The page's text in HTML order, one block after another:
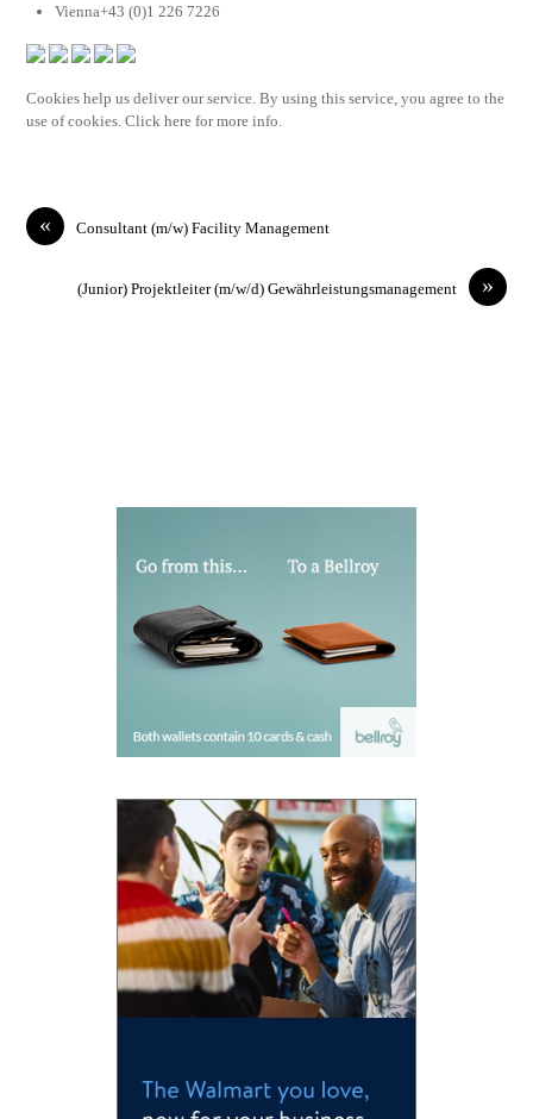
Vienna+43 (0)1 226 7226
Cookies help us deliver our service. By using this service, you agree to the
use of cookies. Click here for more info.
« Consultant (m/w) Facility Management
»
(Junior) Projektleiter (m/w/d) Gewährleistungsmanagement